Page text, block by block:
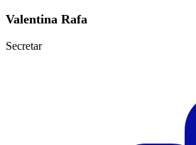
Valentina Rafa
Secretar